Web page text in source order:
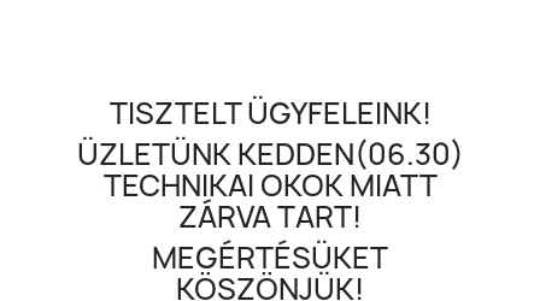
TISZTELT ÜGYFELEINK!
ÜZLETÜNK KEDDEN(06.30)
TECHNIKAI OKOK MIATT
ZÁRVA TART!
MEGÉRTÉSÜKET
KÖSZÖNJÜK!